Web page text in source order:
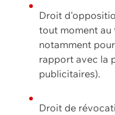
Droit
tout moment au
notamment
rapport avec la
publicitaires).
Droit de